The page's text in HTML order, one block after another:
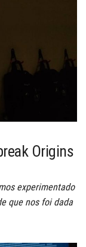
Origins
experimentado
que nos foi dada